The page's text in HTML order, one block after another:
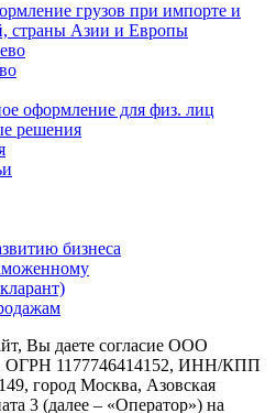
грузов при импорте и
страны Азии и Европы
оформление для физ. лиц
решения
бизнеса
Вы даете согласие ООО
ОГРН 1177746414152, ИНН/КПП
город Москва, Азовская
3 (далее – «Оператор») на